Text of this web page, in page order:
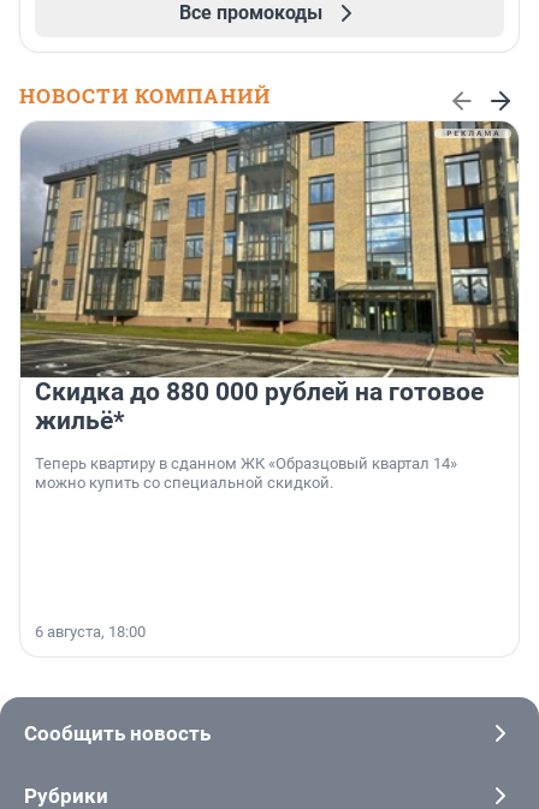
Все промокоды
НОВОСТИ КОМПАНИЙ
Скидка до 880 000 рублей на готовое
жильё*
Теперь квартиру в сданном ЖК «Образцовый квартал 14»
можно купить со специальной скидкой.
6 августа, 18:00
Сообщить новость
Рубрики